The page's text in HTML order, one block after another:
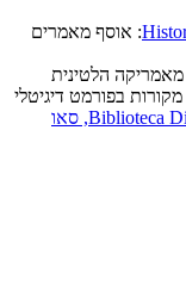
: אוסף מאמרים
הלטינית
מקורות בפורמט דיגיטלי
Biblioteca Digital de Obras Raras e Especiais, סאו